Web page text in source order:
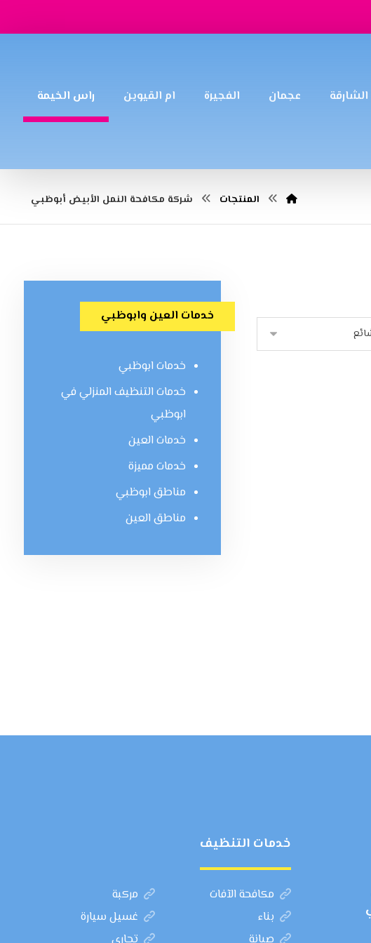
الشارقة عجمان الفجيرة ام القيوين راس الخيمة
المنتجات شركة مكافحة النمل الأبيض أبوظبي
خدمات العين وابوظبي
خدمات ابوظبي
خدمات التنظيف المنزلي في
ابوظبي
خدمات العين
خدمات مميزة
مناطق ابوظبي
مناطق العين
خدمات التنظيف
مكافحة الآفات
مركبة
بناء
غسيل سيارة